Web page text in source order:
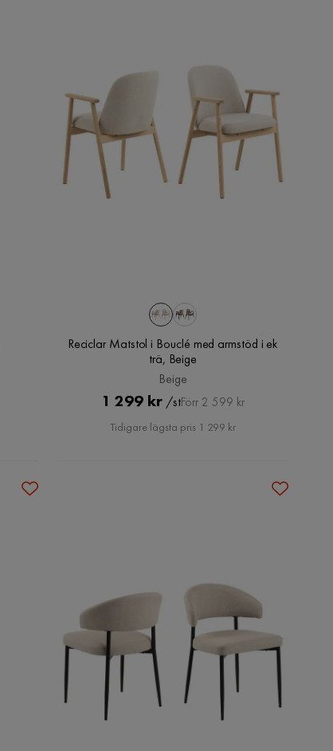
Reciclar Matstol i Bouclé med armstöd i ek
trä, Beige
Beige
Pris
1 299 kr /st
Original
Pris
Förr 2 599 kr
Tidigare lägsta pris 1 299 kr